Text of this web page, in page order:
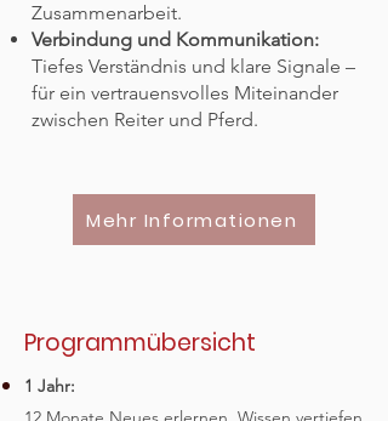
Zusammenarbeit.
Verbindung und Kommunikation:
Tiefes Verständnis und klare Signale –
für ein vertrauensvolles Miteinander
zwischen Reiter und Pferd.
Mehr Informationen
Programmübersicht
1 Jahr: